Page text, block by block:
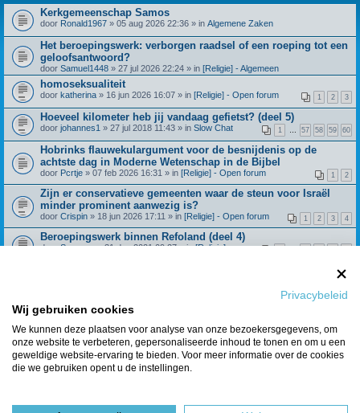
Kerkgemeenschap Samos
door Ronald1967 » 05 aug 2026 22:36 » in Algemene Zaken
Het beroepingswerk: verborgen raadsel of een roeping tot een
geloofsantwoord?
door Samuel1448 » 27 jul 2026 22:24 » in [Religie] - Algemeen
homoseksualiteit
1 2 3
door katherina » 16 jun 2026 16:07 » in [Religie] - Open forum
Hoeveel kilometer heb jij vandaag gefietst? (deel 5)
1 57 58 59 60
door johannes1 » 27 jul 2018 11:43 » in Slow Chat
Hobrinks flauwekulargument voor de besnijdenis op de
achtste dag in Moderne Wetenschap in de Bijbel
1 2
door Pcrtje » 07 feb 2026 16:31 » in [Religie] - Open forum
Zijn er conservatieve gemeenten waar de steun voor Israël
minder prominent aanwezig is?
1 2 3 4
door Crispin » 18 jun 2026 17:11 » in [Religie] - Open forum
Beroepingswerk binnen Refoland (deel 4)
doorSpreeuw» 31 dec 2021 09:27 » in[Religie] -
Klimmers/hikers gezocht!
Berichten van vorige weergeven
Ga naar
Privacybeleid
Wij gebruiken cookies
We kunnen deze plaatsen voor analyse van onze bezoekersgegevens, om
onze website te verbeteren, gepersonaliseerde inhoud te tonen en om u een
geweldige website-ervaring te bieden. Voor meer informatie over de cookies
die we gebruiken opent u de instellingen.